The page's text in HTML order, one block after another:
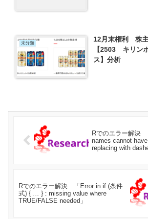
未分類
12月末権利 株
【2503 キリン
ス】分析
Rでのエラー解決
names cannot have
replacing with
Rでのエラー解決 「Error in if (条件
式) { … } : missing value where
TRUE/FALSE needed」